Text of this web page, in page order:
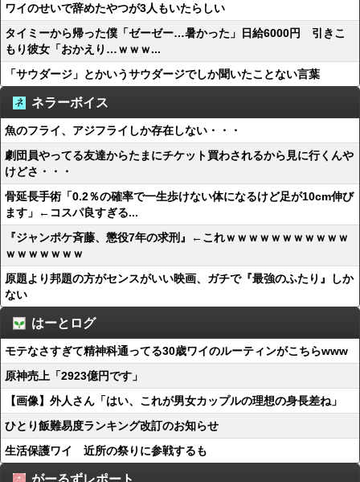
ワイのせいで辞めたやつが3人もいたらしい
タイミーから帰った僕「ゼーゼー…暑かった」日給6000円 引きこ
もり彼女「おかえり…ｗｗｗ...
「サウダージ」とかいうサウダージでしか聞いたことない言葉
ネラーボイス
魚のフライ、アジフライしか存在しない・・・
劇団員やってる友達からたまにチケット買わされるから見に行くんや
けどさ・・・
骨延長手術「0.2％の確率で一生歩けない体になるけど足が10cm伸び
ます」←コスパ良すぎる...
『ジャンポケ斉藤、懲役7年の求刑』←これｗｗｗｗｗｗｗｗｗｗｗ
ｗｗｗｗｗｗｗ
原題より邦題の方がセンスがいい映画、ガチで『最強のふたり』しか
ない
はーとログ
モテなさすぎて精神科通ってる30歳ワイのルーティンがこちらwww
原神売上「2923億円です」
【画像】外人さん「はい、これが男女カップルの理想の身長差ね」
ひとり飯難易度ランキング改訂のお知らせ
生活保護ワイ 近所の祭りに参戦するも
がーるずレポート